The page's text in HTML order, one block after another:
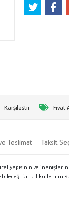
Karşılaştır Fiyat
Teslimat Taksit
ve
bir dil